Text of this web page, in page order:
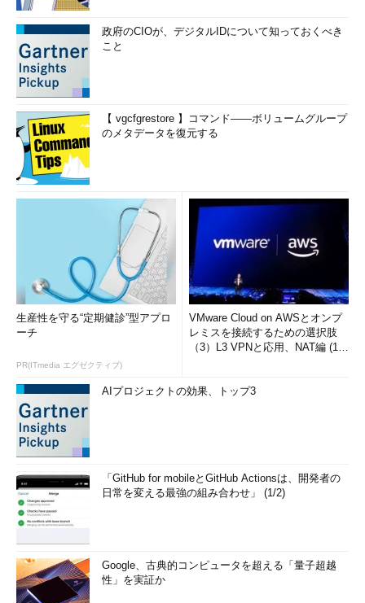
cover division
without error"
{
/ divisor
quotient
where
| divisor
6
||
6
6
| 2 || 3
6
| 6 || 1
|
-1 || -10
| - 10 || 1
| -
error"
when:
/ divisor
政府のCIOが、デジタルIDについて知っておくべき
こと
【 vgcfgrestore 】コマンド――ボリュームグループ
のメタデータを復元する
生産性を守る“定期健診”型アプロ
ーチ
PR(ITmedia エグゼクティブ)
VMware Cloud on AWSとオンプ
レミスを接続するための選択肢
（3）L3 VPNと応用、NAT編 (1/
AIプロジェクトの効果、トップ3
「GitHub for mobileとGitHub Actionsは、開発者の
日常を変える最強の組み合わせ」 (1/2)
Google、古典的コンピュータを超える「量子超越
性」を実証か